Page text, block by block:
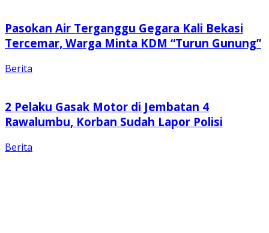
Pasokan Air Terganggu Gegara Kali Bekasi
Tercemar, Warga Minta KDM “Turun Gunung”
Berita
2 Pelaku Gasak Motor di Jembatan 4
Rawalumbu, Korban Sudah Lapor Polisi
Berita